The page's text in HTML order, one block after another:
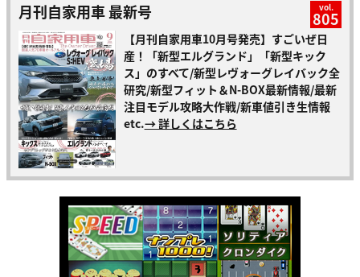
月刊自家用車 最新号 vol.
805
【月刊自家用車10月号発売】すごいぜ日
産！「新型エルグランド」「新型キック
ス」のすべて/新型レヴォーグレイバック全
研究/新型フィット＆N-BOX最新情報/最新
注目モデル攻略大作戦/新車値引き生情報
etc.→ 詳しくはこちら